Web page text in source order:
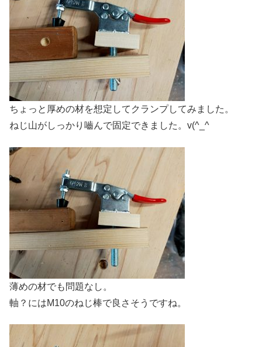
ちょっと厚めの材を想定してクランプしてみました。
ねじ山がしっかり嚙んで固定できました。v(^_^
薄めの材でも問題なし。
軸？にはM10のねじ棒で良さそうですね。